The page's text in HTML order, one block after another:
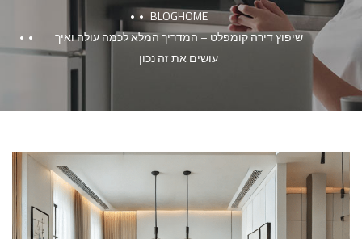
HOME
BLOG
שיפוץ דירה קומפלט – המדריך המלא לכמה עולה ואיך
עושים את זה נכון